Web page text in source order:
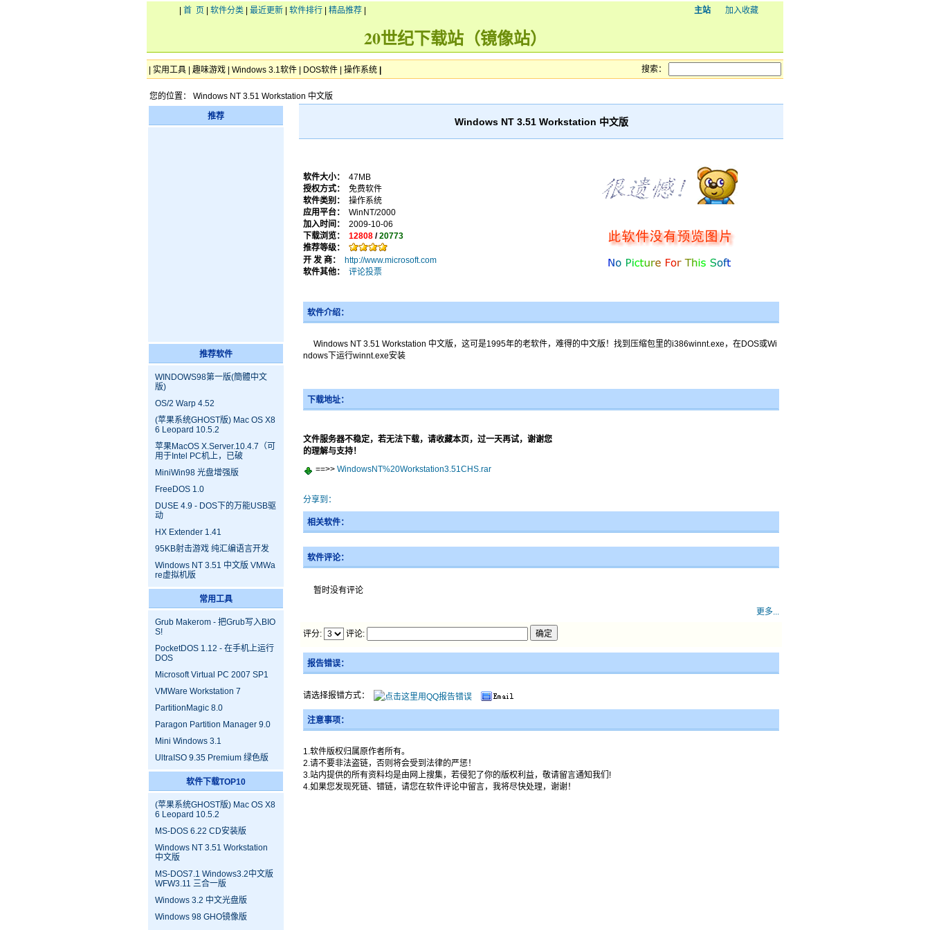
首 页 软件分类 最近更新 软件排行 精品推荐 主站 加入收藏
20世纪下载站（镜像站）
实用工具 趣味游戏 Windows 3.1软件 DOS软件 操作系统 搜索：
您的位置： Windows NT 3.51 Workstation 中文版
推荐
推荐软件
WINDOWS98第一版(簡體中文
版)
OS/2 Warp 4.52
(苹果系统GHOST版) Mac OS X8
6 Leopard 10.5.2
苹果MacOS X.Server.10.4.7（可
用于Intel PC机上，已破
MiniWin98 光盘增强版
FreeDOS 1.0
DUSE 4.9 - DOS下的万能USB驱
动
HX Extender 1.41
95KB射击游戏 纯汇编语言开发
Windows NT 3.51 中文版 VMWa
re虚拟机版
常用工具
Grub Makerom - 把Grub写入BIO
S!
PocketDOS 1.12 - 在手机上运行
DOS
Microsoft Virtual PC 2007 SP1
VMWare Workstation 7
PartitionMagic 8.0
Paragon Partition Manager 9.0
Mini Windows 3.1
UltraISO 9.35 Premium 绿色版
软件下载TOP10
(苹果系统GHOST版) Mac OS X8
6 Leopard 10.5.2
MS-DOS 6.22 CD安装版
Windows NT 3.51 Workstation
中文版
MS-DOS7.1 Windows3.2中文版
WFW3.11 三合一版
Windows 3.2 中文光盘版
Windows 98 GHO镜像版
Windows NT 3.51 Workstation 中文版
软件大小：
47MB
授权方式：
免费软件
软件类别：
操作系统
应用平台：
WinNT/2000
加入时间：
2009-10-06
下载浏览：
12808 /20773
推荐等级：
开 发 商：
http://www.microsoft.com
软件其他：
评论投票
软件介绍：
Windows NT 3.51 Workstation 中文版，这可是1995年的老软件，难得的中文版！找到压缩包里的i386winnt.exe，在DOS或Wi
ndows下运行winnt.exe安装
下载地址：
文件服务器不稳定，若无法下载，请收藏本页，过一天再试，谢谢您
的理解与支持！
==>> WindowsNT%20Workstation3.51CHS.rar
分享到：
相关软件：
软件评论：
暂时没有评论
更多...
评分: 评论:
报告错误：
请选择报错方式：
注意事项：
1.软件版权归属原作者所有。
2.请不要非法盗链，否则将会受到法律的严惩！
3.站内提供的所有资料均是由网上搜集，若侵犯了你的版权利益，敬请留言通知我们!
4.如果您发现死链、错链，请您在软件评论中留言，我将尽快处理，谢谢！